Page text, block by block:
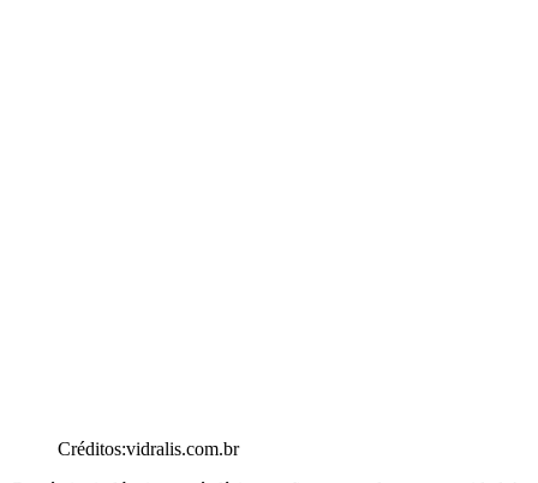
Créditos:vidralis.com.br